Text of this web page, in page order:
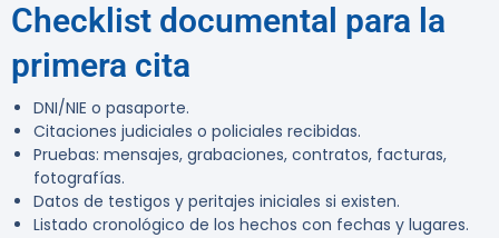
Checklist documental para la
primera cita
DNI/NIE o pasaporte.
Citaciones judiciales o policiales recibidas.
Pruebas: mensajes, grabaciones, contratos, facturas,
fotografías.
Datos de testigos y peritajes iniciales si existen.
Listado cronológico de los hechos con fechas y lugares.